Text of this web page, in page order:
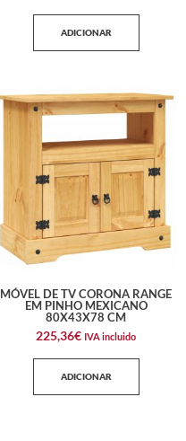
ADICIONAR
MÓVEL DE TV CORONA RANGE
EM PINHO MEXICANO
80X43X78 CM
225,36€ IVA incluido
ADICIONAR